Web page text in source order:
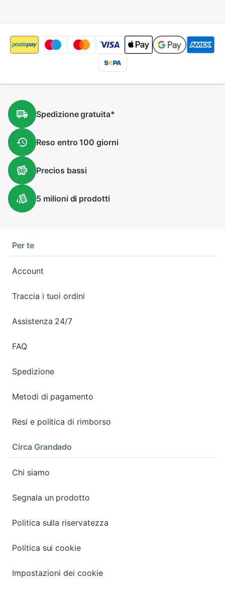
Spedizionegratuita*
Reso entro100 giorni
Precios bassi
5 milioni di prodotti
Per te
Account
Traccia i tuoi ordini
Assistenza 24/7
FAQ
Spedizione
Metodi di pagamento
Resi e politica di rimborso
Circa Grandado
Chi siamo
Segnala un prodotto
Politica sulla riservatezza
Politica sui cookie
Impostazioni dei cookie